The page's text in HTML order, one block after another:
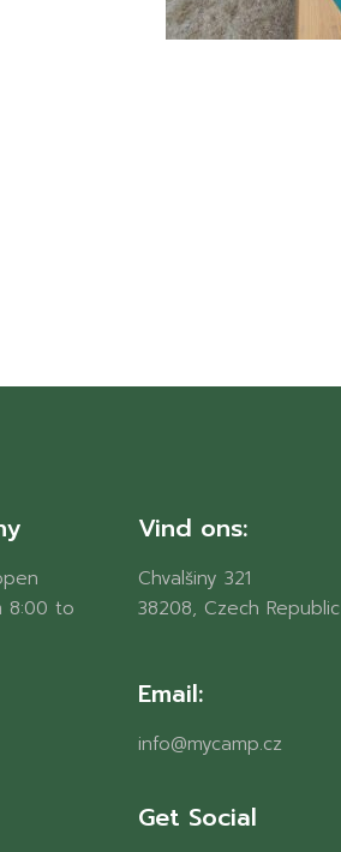
8:00 to
Vind ons:
Chvalšiny 321
38208, Czech Republic
Email:
info@mycamp.cz
Get Social